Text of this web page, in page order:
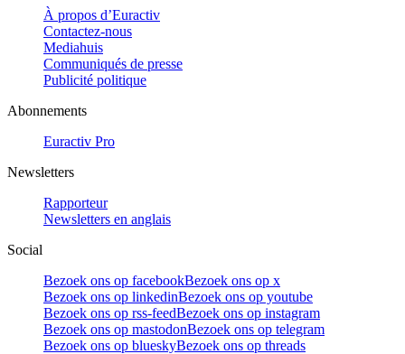
À propos d’Euractiv
Contactez-nous
Mediahuis
Communiqués de presse
Publicité politique
Abonnements
Euractiv Pro
Newsletters
Rapporteur
Newsletters en anglais
Social
Bezoek ons op facebookBezoek ons op x
Bezoek ons op linkedinBezoek ons op youtube
Bezoek ons op rss-feedBezoek ons op instagram
Bezoek ons op mastodonBezoek ons op telegram
Bezoek ons op blueskyBezoek ons op threads